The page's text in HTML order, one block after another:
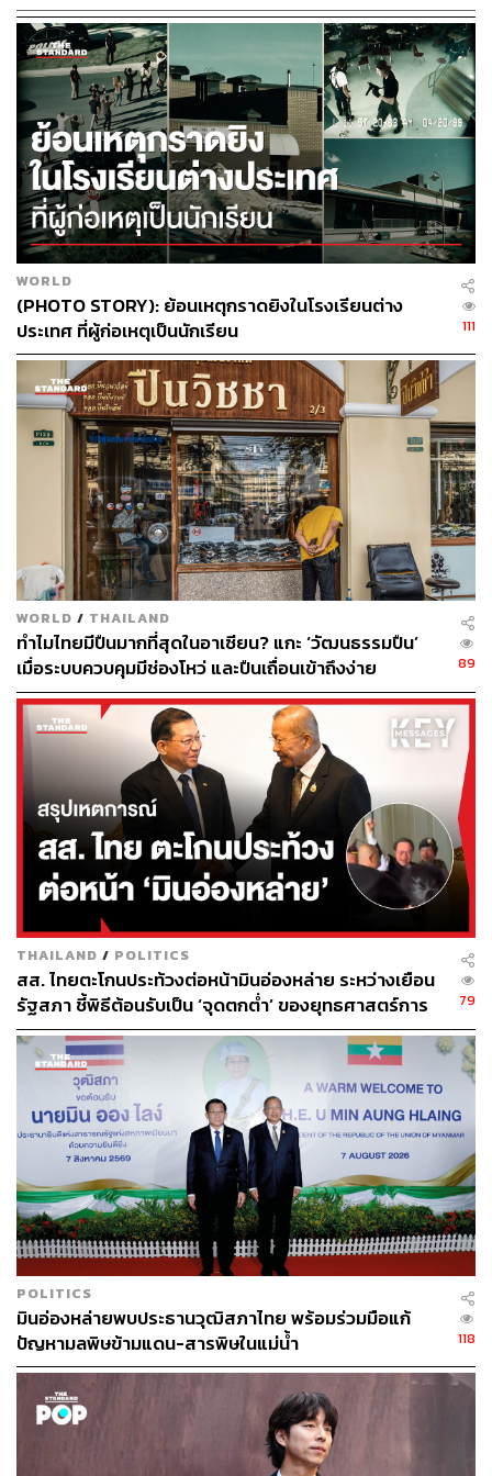
ส่วนจะตรึงการพยุงราคาน้ำมันไว้ที่ 16 บาทต่อลิตรหรือไม่
นายกรัฐมนตรีระบุว่า รัฐบาลลดจาก 24 บาทต่อลิตร เหลือ 16
บาท ต้องไปดูว่า 1 วันใช้น้ำมันราว 60 ล้านลิตร ในช่วงนี้ที่ได้
รับความร่วมมือจากประชาชน ทำให้เงินที่ได้รับเข้าไปอุ้ม
กองทุนฯ ราว 1,500 ล้านบาทต่อวัน ซึ่งถือว่าเป็นประโยชน์ใน
การช่วยประชาชนกลุ่มอื่น เช่น ขนส่ง ประมง เกษตรกร กลุ่ม
เปราะบาง
ส่วนข้อสั่งการของนายกรัฐมนตรีที่ระบุว่าปริมาณน้ำมันจะ
ต้องเข้าสู่ระบบของ 1 หมื่นกว่าสถานีบริการน้ำมันภายในสิ้น
สัปดาห์นี้ สถานการณ์ในขณะนี้เป็นอย่างไรนั้น นายก
รัฐมนตรีระบุว่า วานนี้ได้ประชุมร่วมกับผู้ว่าราชการทุก
จังหวัด โดยได้รับรายงานสถานการณ์ขณะนี้ว่าดีขึ้นมีน้ำมัน
ให้บริการกับประชาชน และได้สั่งการผู้ว่าราชการจังหวัดให้
ดูแลสถานการณ์สถานีบริการน้ำมันในจังหวัด
เมื่อถามย้ำว่า ในบางจังหวัดยังคงมีปัญหาอยู่ใช่หรือไม่ นายก
รัฐมนตรีระบุว่า โรงกลั่นผลิตน้ำมันออกจากคลังไปเท่าไหร่
ก็ได้รับแจ้งจากผู้รับน้ำมันทั่วประเทศ ซึ่งตัวเลขที่ทำกลับมามี
ความใกล้เคียงกันแล้ว แต่จะสูญเสียบางส่วนระหว่างการเดิน
ทาง ฉะนั้นน้ำมันไม่ได้หายไปไหน และไม่ได้ตอบคำถามที่ว่า
จะเกิดสถานการณ์ต่อคิวเติมน้ำมันในช่วงเทศกาลสงกรานต์
ด้วยหรือไม่
TAGS: กองทุนน้ำมันเชื้อเพลิง พลังงาน Thailand
นักลงทุนต่างชาติ
โรงกลั่น
วิกฤตพลังงาน
THE STANDARD
โครงสร้างพื้นฐาน
Malaysia
Asia
เทศกาลสงกรานต์
135
ABOUT THE AUTHOR
THE STANDARD TEAM
กองบรรณาธิการ THE STANDARD
WORLD
(PHOTO STORY): ย้อนเหตุกราดยิงในโรงเรียนต่าง
ประเทศ ที่ผู้ก่อเหตุเป็นนักเรียน
111
WORLD / THAILAND
ทำไมไทยมีปืนมากที่สุดในอาเซียน? แกะ ‘วัฒนธรรมปืน’
เมื่อระบบควบคุมมีช่องโหว่ และปืนเถื่อนเข้าถึงง่าย
89
THAILAND / POLITICS
สส. ไทยตะโกนประท้วงต่อหน้ามินอ่องหล่าย ระหว่างเยือน
รัฐสภา ชี้พิธีต้อนรับเป็น ‘จุดตกต่ำ’ ของยุทธศาสตร์การ
ทูตไทย
79
POLITICS
มินอ่องหล่ายพบประธานวุฒิสภาไทย พร้อมร่วมมือแก้
ปัญหามลพิษข้ามแดน-สารพิษในแม่น้ำ
118